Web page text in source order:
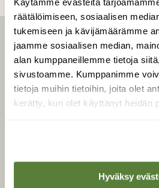
räätälöimiseen, sosiaalisen
tukemiseen ja kävijämäärämme
jaamme sosiaalisen median,
alan kumppaneillemme tietoja
sivustoamme. Kumppanimme
tietoja muihin tietoihin, joita olet
kerätty, kun olet käyttänyt heidän
Hyväksy
Tilaa
Tilaa